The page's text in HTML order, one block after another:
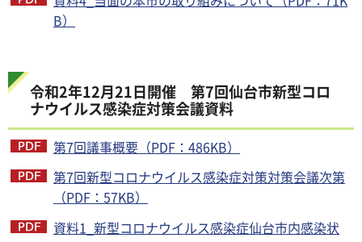
B）
令和2年12月21日開催 第7回仙台市新型コロ
ナウイルス感染症対策会議資料
第7回議事概要（PDF：486KB）
第7回新型コロナウイルス感染症対策対策会議次第
（PDF：57KB）
資料1_新型コロナウイルス感染症仙台市内感染状